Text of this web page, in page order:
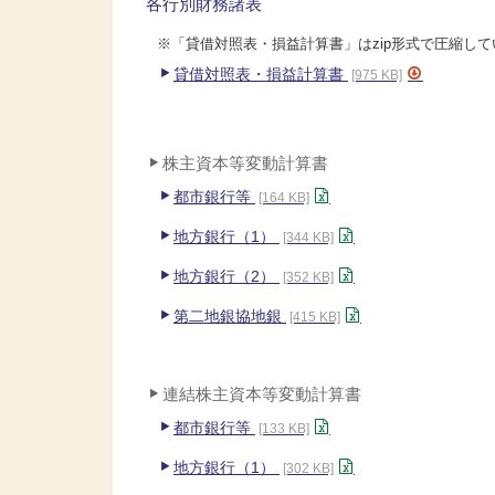
※「貸借対照表・損益計算書」はzip形式で圧縮して
貸借対照表・損益計算書 [975 KB]
株主資本等変動計算書
都市銀行等 [164 KB]
地方銀行（1） [344 KB]
地方銀行（2） [352 KB]
第二地銀協地銀 [415 KB]
連結株主資本等変動計算書
都市銀行等 [133 KB]
地方銀行（1） [302 KB]